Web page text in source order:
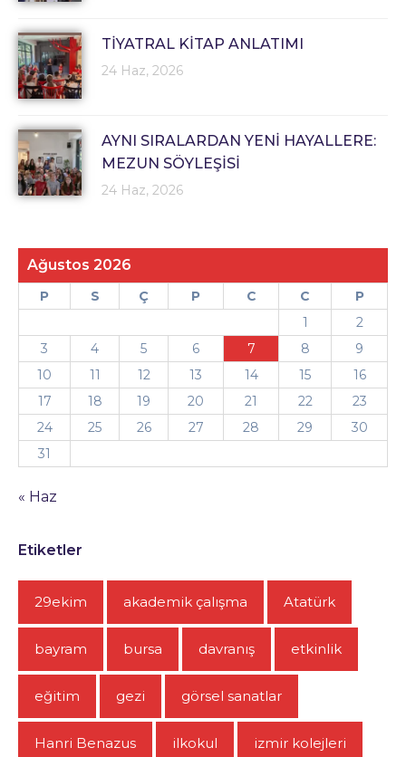
TİYATRAL KİTAP ANLATIMI
24 Haz, 2026
AYNI SIRALARDAN YENİ HAYALLERE:
MEZUN SÖYLEŞİSİ
24 Haz, 2026
Ağustos 2026
P S Ç P C C
P
1
2
3
4 5 6 7 8
9
10
11 12 13 14 15
16
17
18 19 20 21 22
23
24
25 26 27 28 29
30
31
« Haz
Etiketler
29ekim akademik çalışma Atatürk
bayram bursa davranış etkinlik
eğitim gezi görsel sanatlar
Hanri Benazus ilkokul izmir kolejleri